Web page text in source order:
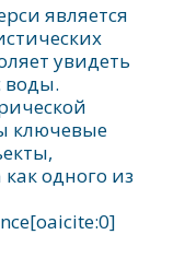
является
увидеть
воды.
ключевые
одного из